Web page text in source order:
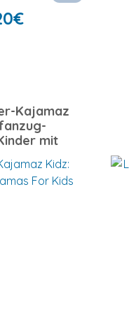
€
Kajamaz
mit